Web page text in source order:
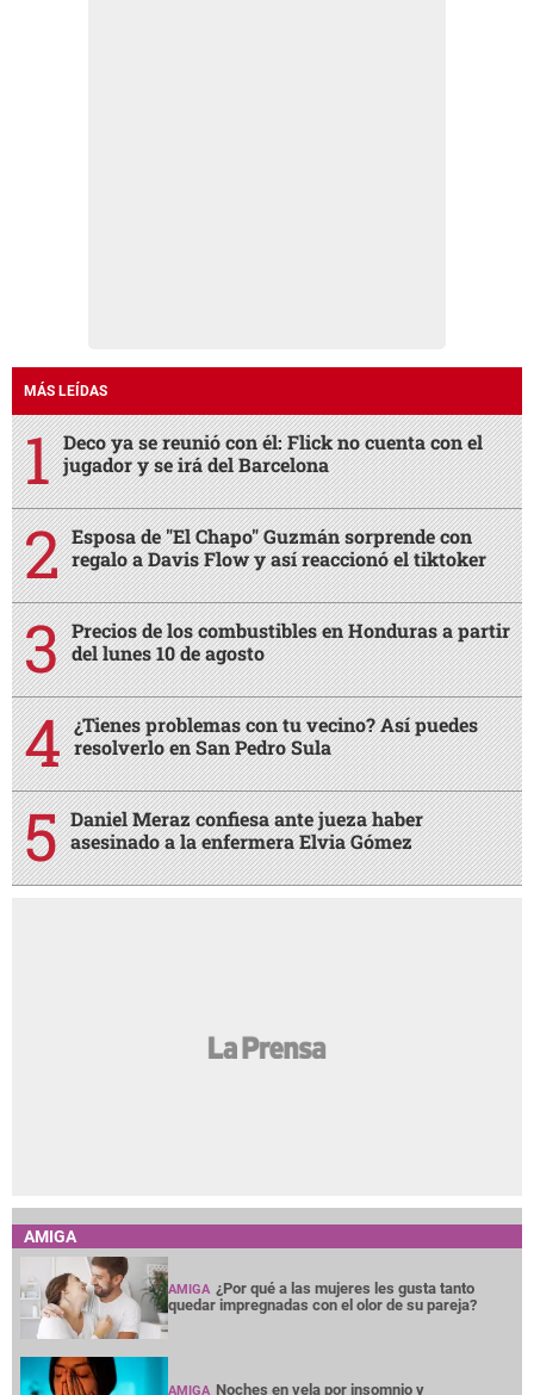
MÁS LEÍDAS
Deco ya se reunió con él: Flick no cuenta con el
jugador y se irá del Barcelona
Esposa de "El Chapo" Guzmán sorprende con
regalo a Davis Flow y así reaccionó el tiktoker
Precios de los combustibles en Honduras a partir
del lunes 10 de agosto
¿Tienes problemas con tu vecino? Así puedes
resolverlo en San Pedro Sula
Daniel Meraz confiesa ante jueza haber
asesinado a la enfermera Elvia Gómez
AMIGA
AMIGA ¿Por qué a las mujeres les gusta tanto
quedar impregnadas con el olor de su pareja?
AMIGA Noches en vela por insomnio y